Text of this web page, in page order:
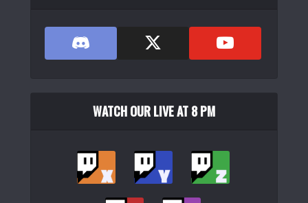
WATCH OUR LIVE AT 8 PM